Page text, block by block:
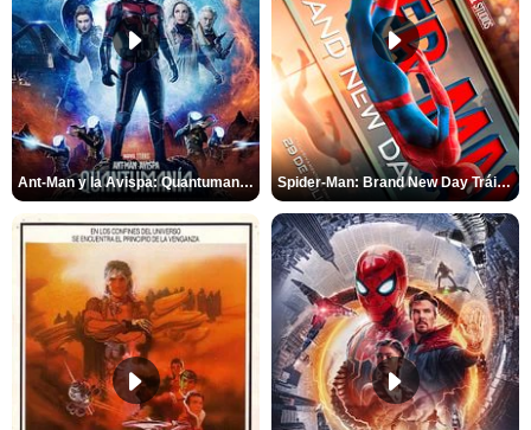
Ant-Man y la Avispa: Quantumanía Tráiler (2) Spider-Man: Brand New Day Tráiler (3)